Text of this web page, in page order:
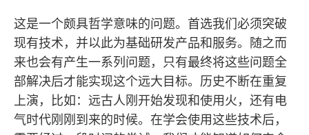
这是一个颇具哲学意味的问题。首选我们必须突破
现有技术，并以此为基础研发产品和服务。随之而
来也会有产生一系列问题，只有最终将这些问题全
部解决后才能实现这个远大目标。历史不断在重复
上演，比如：远古人刚开始发现和使用火，还有电
气时代刚刚到来的时候。在学会使用这些技术后，